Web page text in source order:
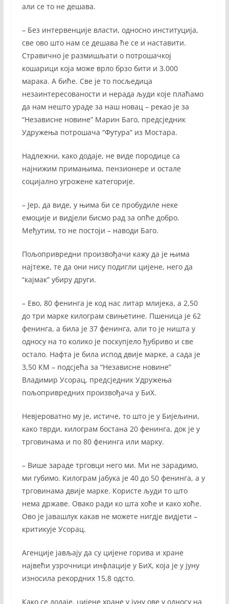
али се то не дешава.
– Без интервенције власти, односно институција,
све ово што нам се дешава ће се и наставити.
Стравично је размишљати о потрошачкој
кошарици која може врло брзо бити и 3.000
марака. А биће. Све је то посљедица
незаинтересованости и нерада људи које плаћамо
да нам нешто ураде за наш новац – рекао је за
“Независне новине” Марин Баго, предсједник
Удружења потрошача “Футура” из Мостара.
Надлежни, како додаје, не виде породице са
најнижим примањима, пензионере и остале
социјално угрожене категорије.
– Јер, да виде, у њима би се пробудиле неке
емоције и видјели бисмо рад за опће добро.
Међутим, то не постоји – наводи Баго.
Пољопривредни произвођачи кажу да је њима
најтеже, те да они нису подигли цијене, него да
“кајмак” убиру други.
– Ево, 80 фенинга је код нас литар млијека, а 2,50
до три марке килограм свињетине. Пшеница је 62
фенинга, а била је 37 фенинга, али то је ништа у
односу на то колико је поскупјело ђубриво и све
остало. Нафта је била испод двије марке, а сада је
3,50 КМ – подсјећа за “Независне новине”
Владимир Усорац, предсједник Удружења
пољопривредних произвођача у БиХ.
Невјероватно му је, истиче, то што је у Бијељини,
како тврди, килограм бостана 20 фенинга, док је у
трговинама и по 80 фенинга или марку.
– Више зараде трговци него ми. Ми не зарадимо,
ми губимо. Килограм јабука је 40 до 50 фенинга, а у
трговинама двије марке. Користе људи то што
нема државе. Овако ради ко шта хоће и како хоће.
Ово је јавашлук какав не можете нигдје видјети –
критикује Усорац.
Агенције јављају да су цијене горива и хране
највећи узрочници инфлације у БиХ, која је у јуну
износила рекордних 15,8 одсто.
Како се додаје, цијене хране у јуну ове у односу на